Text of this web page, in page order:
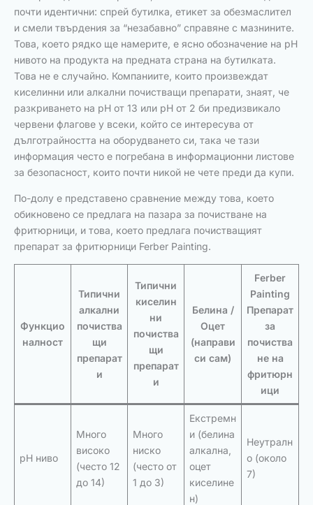
почти идентични: спрей бутилка, етикет за обезмаслител
и смели твърдения за “незабавно” справяне с мазнините.
Това, което рядко ще намерите, е ясно обозначение на pH
нивото на продукта на предната страна на бутилката.
Това не е случайно. Компаниите, които произвеждат
киселинни или алкални почистващи препарати, знаят, че
разкриването на pH от 13 или pH от 2 би предизвикало
червени флагове у всеки, който се интересува от
дълготрайността на оборудването си, така че тази
информация често е погребана в информационни листове
за безопасност, които почти никой не чете преди да купи.
По-долу е представено сравнение между това, което
обикновено се предлага на пазара за почистване на
фритюрници, и това, което предлага почистващият
препарат за фритюрници Ferber Painting.
Функцио
налност
Типични
алкални
почиства
щи
препарат
и
Типични
киселин
ни
почиства
щи
препарат
и
Белина /
Оцет
(направи
си сам)
Ferber
Painting
Препарат
за
почиства
не на
фритюрн
ици
pH ниво
Много
високо
(често 12
до 14)
Много
ниско
(често от
1 до 3)
Екстремн
и (белина
алкална,
оцет
киселине
н)
Неутралн
о (около
7)